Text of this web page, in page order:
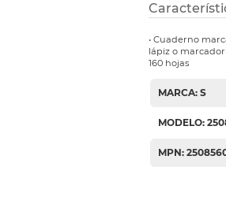
• Cuaderno
lápiz o
160 hojas
MARCA: S
MODELO:
MPN: